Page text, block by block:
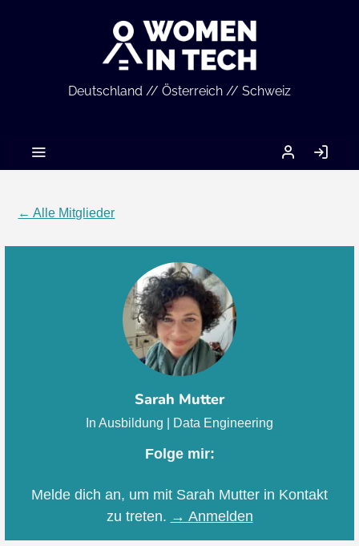
Deutschland // Österreich // Schweiz
MEIN
ACCOUNT
← Alle Mitglieder
Sarah Mutter
In Ausbildung | Data Engineering
Folge mir:
Melde dich an, um mit Sarah Mutter in Kontakt
zu treten. → Anmelden